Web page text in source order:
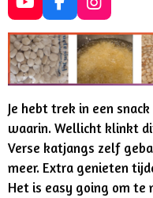
Y
o
u
T
u
b
e
F
a
c
e
b
o
o
k
I
n
s
t
a
g
r
a
m
Je hebt trek in een
waarin. Wellicht klinkt
Verse katjangs zelf
meer. Extra genieten
Het is easy going om te